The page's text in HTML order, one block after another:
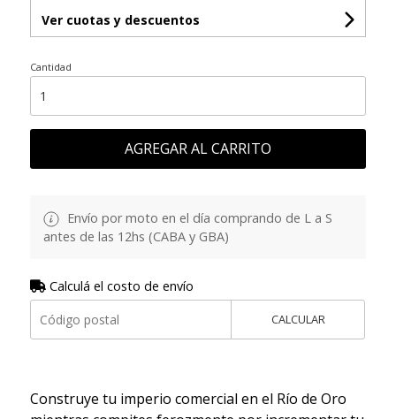
Ver cuotas y descuentos
Cantidad
AGREGAR AL CARRITO
Envío por moto en el día comprando de L a S
antes de las 12hs (CABA y GBA)
Calculá el costo de envío
CALCULAR
Construye tu imperio comercial en el Río de Oro